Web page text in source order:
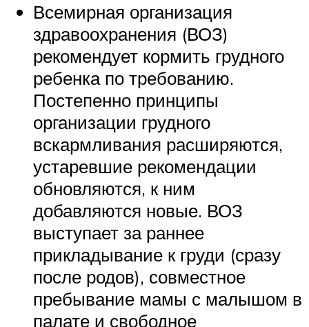
Всемирная организация
здравоохранения (ВОЗ)
рекомендует кормить грудного
ребенка по требованию.
Постепенно принципы
организации грудного
вскармливания расширяются,
устаревшие рекомендации
обновляются, к ним
добавляются новые. ВОЗ
выступает за раннее
прикладывание к груди (сразу
после родов), совместное
пребывание мамы с малышом в
палате и свободное